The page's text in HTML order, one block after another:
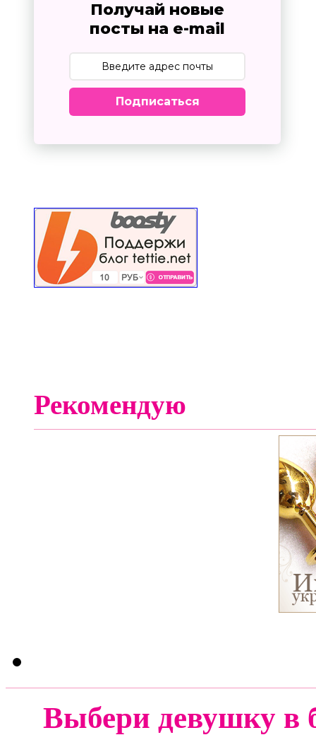
Получай новые
посты на e-mail
Подписаться
Рекомендую
Выбери девушку в